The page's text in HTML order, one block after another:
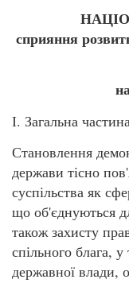
сприяння
І. Загальна частина
Становлення
держави тісно
суспільства як
що об'єднуються
також захисту
спільного блага,
державної влади,